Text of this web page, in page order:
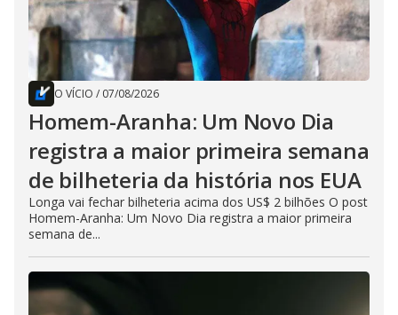
O VÍCIO / 07/08/2026
Homem-Aranha: Um Novo Dia
registra a maior primeira semana
de bilheteria da história nos EUA
Longa vai fechar bilheteria acima dos US$ 2 bilhões O post
Homem-Aranha: Um Novo Dia registra a maior primeira
semana de...